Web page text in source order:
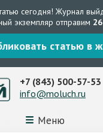
сегодня! Журнал
экземпляр отправим
статью в
Меню
+7 (843) 500-57-53
info@moluch.ru